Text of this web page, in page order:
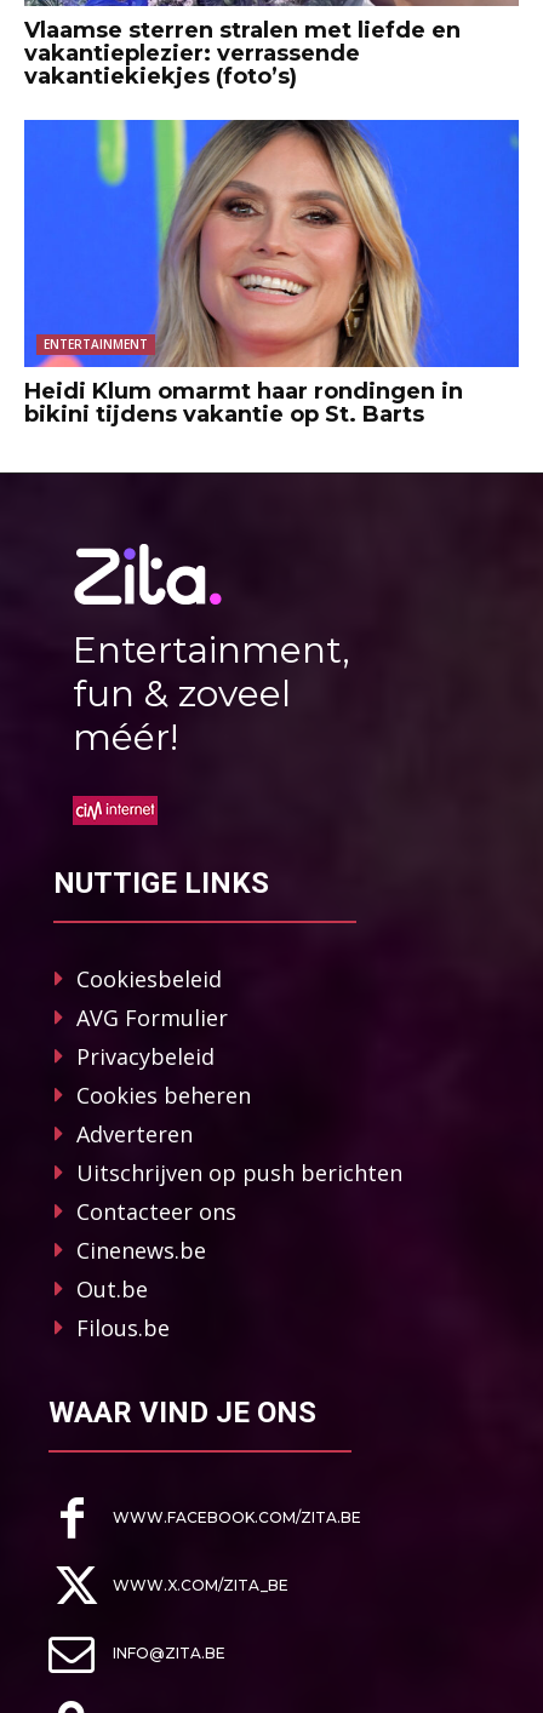
Vlaamse sterren stralen met liefde en
vakantieplezier: verrassende
vakantiekiekjes (foto’s)
ENTERTAINMENT
Heidi Klum omarmt haar rondingen in
bikini tijdens vakantie op St. Barts
Entertainment,
fun & zoveel
méér!
NUTTIGE LINKS
Cookiesbeleid
AVG Formulier
Privacybeleid
Cookies beheren
Adverteren
Uitschrijven op push berichten
Contacteer ons
Cinenews.be
Out.be
Filous.be
WAAR VIND JE ONS
WWW.FACEBOOK.COM/ZITA.BE
WWW.X.COM/ZITA_BE
INFO@ZITA.BE